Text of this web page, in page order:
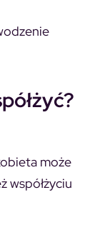
może
współżyciu